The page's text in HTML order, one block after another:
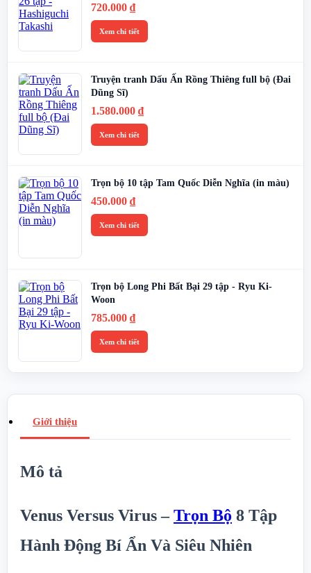
720.000 ₫
Xem chi tiết
Truyện tranh Dấu Ấn Rồng Thiêng full bộ (Đai
Dũng Sĩ)
1.580.000 ₫
Xem chi tiết
Trọn bộ 10 tập Tam Quốc Diễn Nghĩa (in màu)
450.000 ₫
Xem chi tiết
Trọn bộ Long Phi Bất Bại 29 tập - Ryu Ki-
Woon
785.000 ₫
Xem chi tiết
Giới thiệu
Mô tả
Venus Versus Virus –Trọn Bộ 8 Tập
Hành Động Bí Ẩn Và Siêu Nhiên